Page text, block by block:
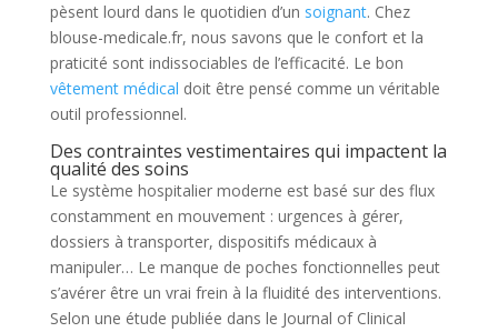
pèsent lourd dans le quotidien d’un soignant. Chez
blouse-medicale.fr, nous savons que le confort et la
praticité sont indissociables de l’efficacité. Le bon
vêtement médical doit être pensé comme un véritable
outil professionnel.
Des contraintes vestimentaires qui impactent la
qualité des soins
Le système hospitalier moderne est basé sur des flux
constamment en mouvement : urgences à gérer,
dossiers à transporter, dispositifs médicaux à
manipuler… Le manque de poches fonctionnelles peut
s’avérer être un vrai frein à la fluidité des interventions.
Selon une étude publiée dans le Journal of Clinical